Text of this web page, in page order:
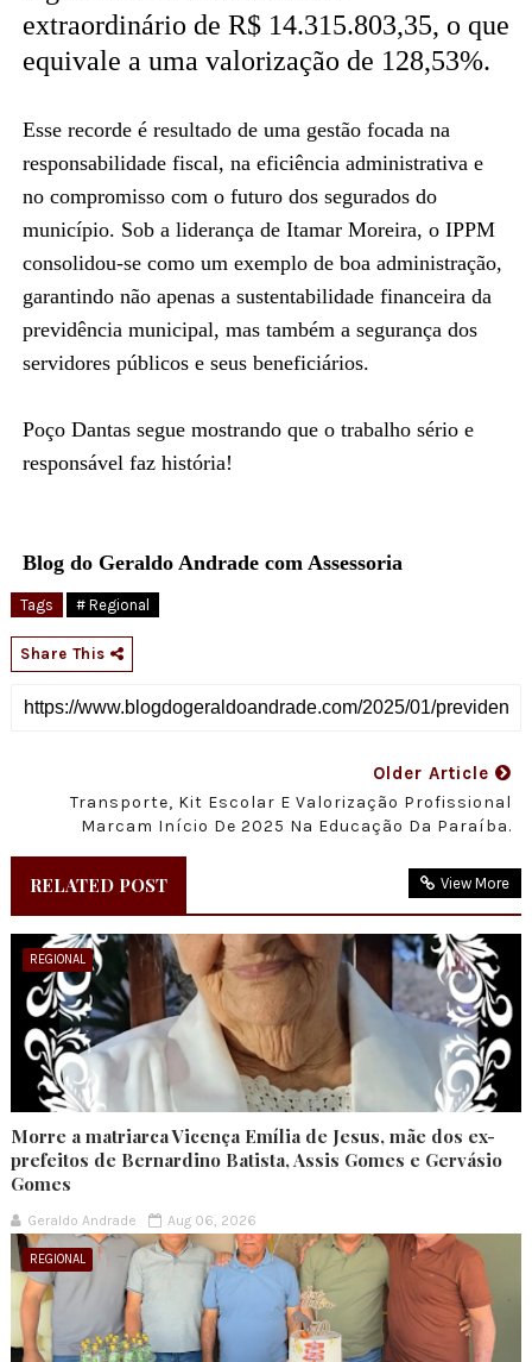
extraordinário de R$ 14.315.803,35, o que
equivale a uma valorização de 128,53%.
Esse recorde é resultado de uma gestão focada na
responsabilidade fiscal, na eficiência administrativa e
no compromisso com o futuro dos segurados do
município. Sob a liderança de Itamar Moreira, o IPPM
consolidou-se como um exemplo de boa administração,
garantindo não apenas a sustentabilidade financeira da
previdência municipal, mas também a segurança dos
servidores públicos e seus beneficiários.
Poço Dantas segue mostrando que o trabalho sério e
responsável faz história!
Blog do Geraldo Andrade com Assessoria
Tags # Regional
Share This
Older Article
Transporte, Kit Escolar E Valorização Profissional
Marcam Início De 2025 Na Educação Da Paraíba.
RELATED POST View More
REGIONAL
Morre a matriarca Vicença Emília de Jesus, mãe dos ex-
prefeitos de Bernardino Batista, Assis Gomes e Gervásio
Gomes
Geraldo Andrade Aug 06, 2026
REGIONAL